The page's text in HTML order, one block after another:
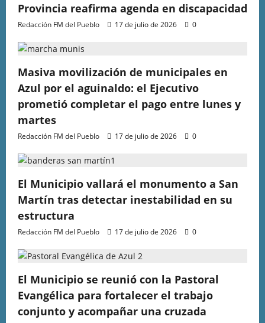
Provincia reafirma agenda en discapacidad
Redacción FM del Pueblo 17 de julio de 2026 0
Masiva movilización de municipales en
Azul por el aguinaldo: el Ejecutivo
prometió completar el pago entre lunes y
martes
Redacción FM del Pueblo 17 de julio de 2026 0
El Municipio vallará el monumento a San
Martín tras detectar inestabilidad en su
estructura
Redacción FM del Pueblo 17 de julio de 2026 0
El Municipio se reunió con la Pastoral
Evangélica para fortalecer el trabajo
conjunto y acompañar una cruzada